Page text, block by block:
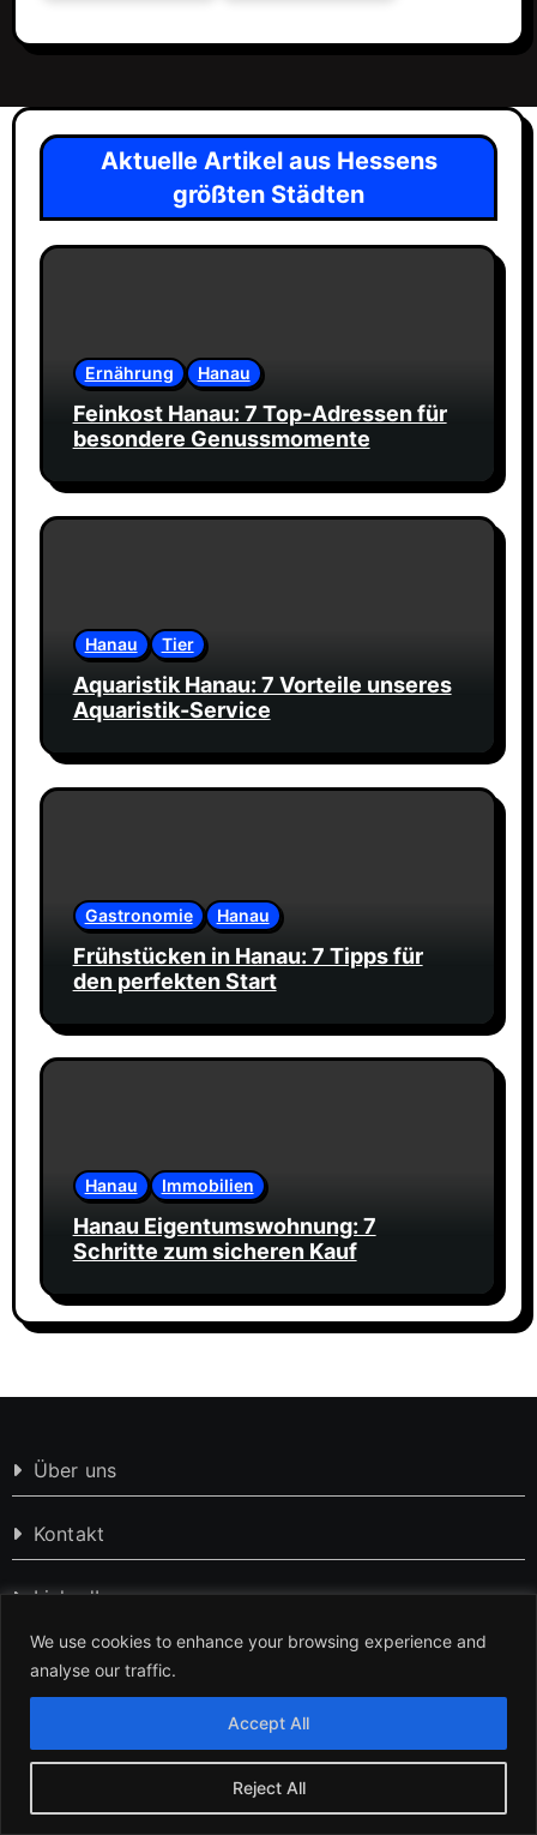
We use cookies to enhance your browsing experience and
analyse our traffic.
Reject All
Accept All
Aktuelle Artikel aus Hessens
größten Städten
Ernährung Hanau
Feinkost Hanau: 7 Top-Adressen für
besondere Genussmomente
Hanau Tier
Aquaristik Hanau: 7 Vorteile unseres
Aquaristik-Service
Gastronomie Hanau
Frühstücken in Hanau: 7 Tipps für
den perfekten Start
Hanau Immobilien
Hanau Eigentumswohnung: 7
Schritte zum sicheren Kauf
Über uns
Kontakt
LinkedIn
Pinterest
Datenschutzerklärung